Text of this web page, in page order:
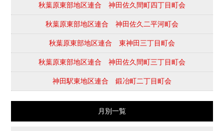
秋葉原東部地区連合 神田佐久間町四丁目町会
秋葉原東部地区連合 神田佐久二平河町会
秋葉原東部地区連合 東神田三丁目町会
秋葉原東部地区連合 神田佐久間町三丁目町会
神田駅東地区連合 鍛冶町二丁目町会
月別一覧